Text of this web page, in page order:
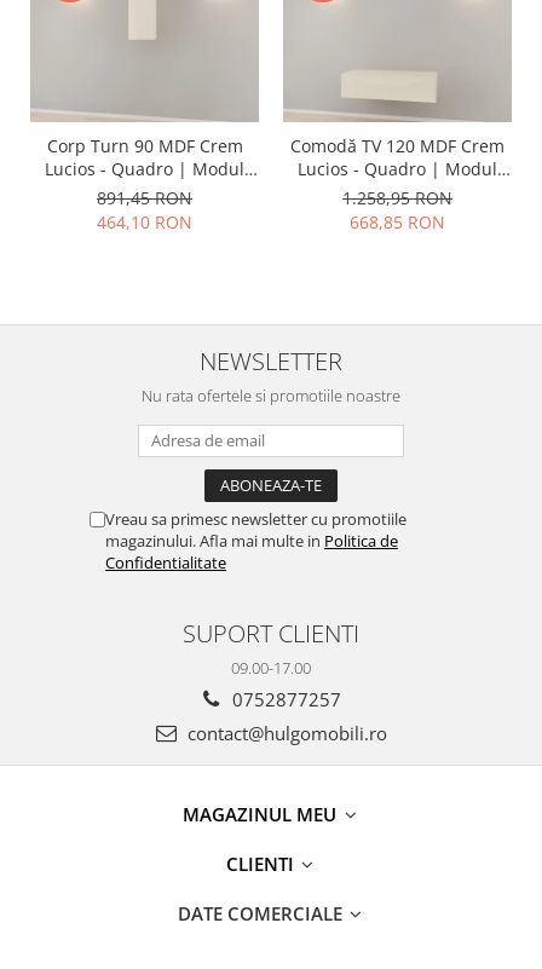
Corp Turn 90 MDF Crem
Lucios - Quadro | Modul
Mobilier Suspendat
Premium Configurabil Fără
Mânere/Push to Open -
891,45 RON
464,10 RON
Comodă TV 120 MDF Crem
Lucios - Quadro | Modul
Mobilier Suspendat
Premium Configurabil Fără
Mânere/Push to Open -
1.258,95 RON
668,85 RON
NEWSLETTER
Nu rata ofertele si promotiile noastre
Vreau sa primesc newsletter cu promotiile
magazinului. Afla mai multe in Politica de
Confidentialitate
SUPORT CLIENTI
09.00-17.00
0752877257
contact@hulgomobili.ro
MAGAZINUL MEU
CLIENTI
DATE COMERCIALE